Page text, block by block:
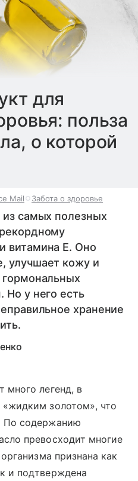
для
польза
о которой
Mail Забота о здоровье
самых полезных
витамина Е. Оно
улучшает кожу и
Но у него есть
хранение
много легенд, в
золотом», что
По содержанию
превосходит многие
признана как
и подтверждена